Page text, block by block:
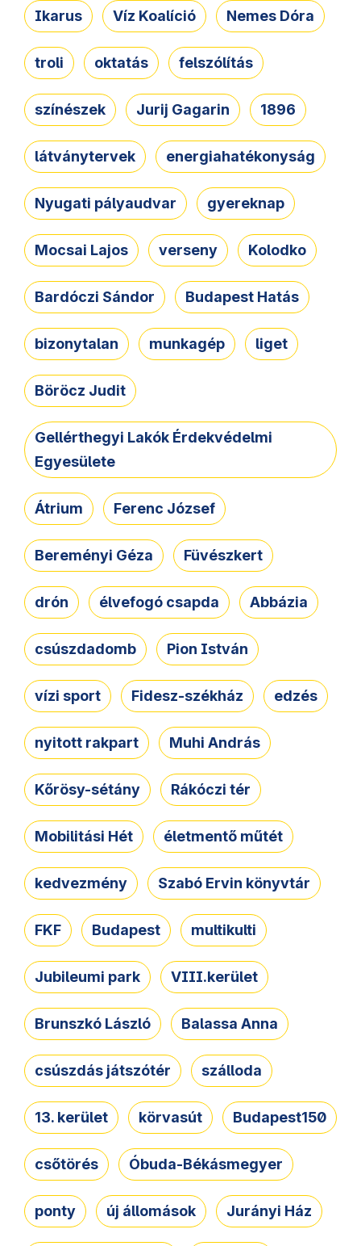
Ikarus Víz Koalíció Nemes Dóra
troli oktatás felszólítás
színészek Jurij Gagarin 1896
látványtervek energiahatékonyság
Nyugati pályaudvar gyereknap
Mocsai Lajos verseny Kolodko
Bardóczi Sándor Budapest Hatás
bizonytalan munkagép liget
Böröcz Judit
Gellérthegyi Lakók Érdekvédelmi
Egyesülete
Átrium Ferenc József
Bereményi Géza Füvészkert
drón élvefogó csapda Abbázia
csúszdadomb Pion István
vízi sport Fidesz-székház edzés
nyitott rakpart Muhi András
Kőrösy-sétány Rákóczi tér
Mobilitási Hét életmentő műtét
kedvezmény Szabó Ervin könyvtár
FKF Budapest multikulti
Jubileumi park VIII.kerület
Brunszkó László Balassa Anna
csúszdás játszótér szálloda
13. kerület körvasút Budapest150
csőtörés Óbuda-Békásmegyer
ponty új állomások Jurányi Ház